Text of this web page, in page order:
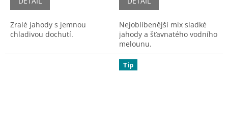
Zralé jahody s jemnou
chladivou dochutí.
Nejoblíbenější mix sladké
jahody a šťavnatého vodního
melounu.
Tip